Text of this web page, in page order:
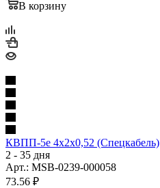
В корзину
КВПП-5е 4х2х0,52 (Спецкабель)
2 - 35 дня
Арт.: MSB-0239-000058
73.56 ₽